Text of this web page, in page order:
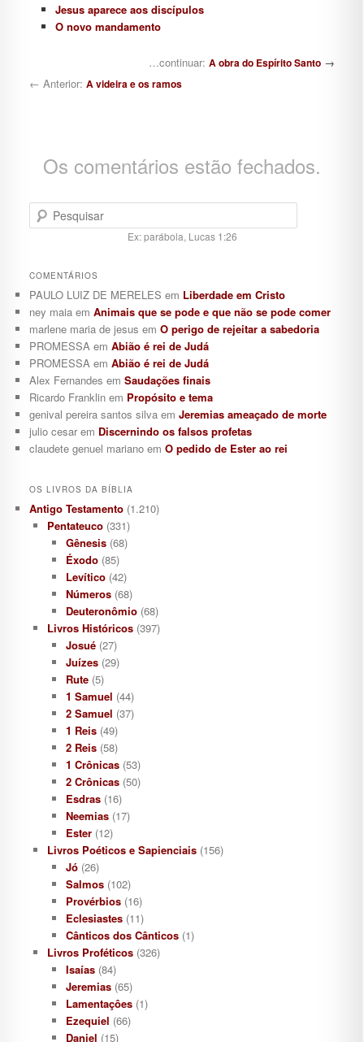
Jesus aparece aos discípulos
O novo mandamento
…continuar: A obra do Espírito Santo →
← Anterior: A videira e os ramos
Os comentários estão fechados.
Pesquisar
Ex: parábola, Lucas 1:26
COMENTÁRIOS
PAULO LUIZ DE MERELES em Liberdade em Cristo
ney maiaem Animais que se pode e que não se pode comer
marlene maria de jesus em O perigo de rejeitar a sabedoria
PROMESSAem Abião é rei de Judá
PROMESSAem Abião é rei de Judá
Alex Fernandes em Saudações finais
Ricardo Franklinem Propósito e tema
genival pereira santos silvaem Jeremias ameaçado de morte
julio cesarem Discernindo os falsos profetas
claudete genuel marianoem O pedido de Ester ao rei
OS LIVROS DA BÍBLIA
Antigo Testamento(1.210)
Pentateuco (331)
Gênesis(68)
Éxodo(85)
Levítico(42)
Números(68)
Deuteronômio(68)
Livros Históricos (397)
Josué(27)
Juízes(29)
Rute(5)
1 Samuel (44)
2 Samuel (37)
1 Reis(49)
2 Reis(58)
1 Crônicas(53)
2 Crônicas(50)
Esdras(16)
Neemias(17)
Ester(12)
Livros Poéticos e Sapienciais (156)
Jó(26)
Salmos(102)
Provérbios(16)
Eclesiastes(11)
Cânticos dos Cânticos(1)
Livros Proféticos (326)
Isaías(84)
Jeremias(65)
Lamentaçôes(1)
Ezequiel (66)
Daniel (15)